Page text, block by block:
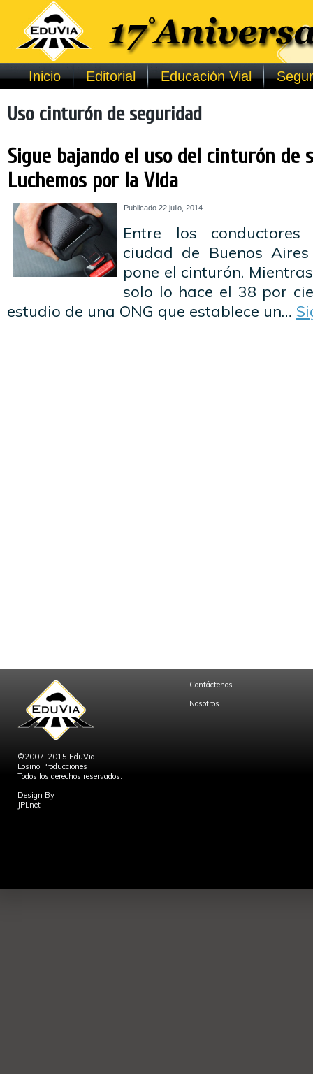
Inicio Editorial Educación Vial
Uso cinturón de seguridad
Sigue bajando el uso del cinturón de
Luchemos por la Vida
Publicado 22 julio, 2014
Entre los
ciudad de Buenos
pone el cinturón.
solo lo hace el 38 por
estudio de una ONG que establece un…
©2007-2015 EduVia
Losino Producciones
Todos los derechos reservados.
Design By
JPLnet
Contáctenos
Nosotros